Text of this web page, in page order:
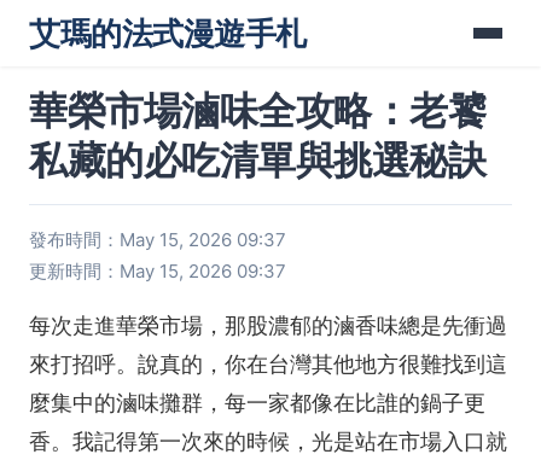
艾瑪的法式漫遊手札
華榮市場滷味全攻略：老饕
私藏的必吃清單與挑選秘訣
發布時間：May 15, 2026 09:37
更新時間：May 15, 2026 09:37
每次走進華榮市場，那股濃郁的滷香味總是先衝過
來打招呼。說真的，你在台灣其他地方很難找到這
麼集中的滷味攤群，每一家都像在比誰的鍋子更
香。我記得第一次來的時候，光是站在市場入口就